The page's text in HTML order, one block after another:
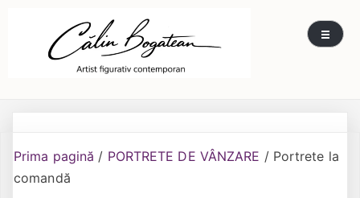
Călin Bogătean
Picturi originale, icoane contemporane pe lemn
și sticlă, portrete și restaurare artă – Călin
Bogătean
Prima pagină / PORTRETE DE VÂNZARE / Portrete la
comandă